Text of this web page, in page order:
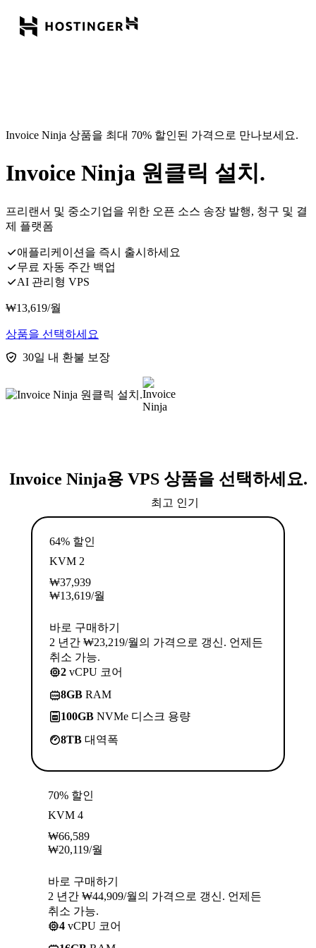
Invoice Ninja 상품을 최대 70% 할인된 가격으로 만나보세요.
Invoice Ninja 원클릭 설치.
프리랜서 및 중소기업을 위한 오픈 소스 송장 발행, 청구 및 결
제 플랫폼
애플리케이션을 즉시 출시하세요
무료 자동 주간 백업
AI 관리형 VPS
₩13,619/월
상품을 선택하세요
30일 내 환불 보장
Invoice Ninja용 VPS 상품을 선택하세요.
최고 인기
64% 할인
KVM 2
₩37,939
₩13,619/월
바로 구매하기
2 년간 ₩23,219/월의 가격으로 갱신. 언제든
취소 가능.
2 vCPU 코어
8GB RAM
100GB NVMe 디스크 용량
8TB 대역폭
70% 할인
KVM 4
₩66,589
₩20,119/월
바로 구매하기
2 년간 ₩44,909/월의 가격으로 갱신. 언제든
취소 가능.
4 vCPU 코어